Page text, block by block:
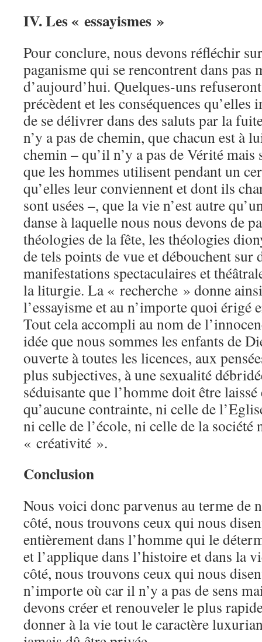
IV. Les « essayismes »
Pour conclure, nous devons réfléchir
paganisme qui se rencontrent dans pas
d’aujourd’hui. Quelques-uns
précèdent et les conséquences
de se délivrer dans des saluts par la
n’y a pas de chemin, que chacun est à
chemin – qu’il n’y a pas de Vérité mais
que les hommes utilisent pendant un
qu’elles leur conviennent et dont ils
sont usées –, que la vie n’est autre
danse à laquelle nous nous devons de
théologies de la fête, les théologies
de tels points de vue et débouchent sur
manifestations spectaculaires et
la liturgie. La « recherche » donne
l’essayisme et au n’importe quoi érigé
Tout cela accompli au nom de
idée que nous sommes les enfants de
ouverte à toutes les licences, aux
plus subjectives, à une sexualité
séduisante que l’homme doit être
qu’aucune contrainte, ni celle de
ni celle de l’école, ni celle de la société
« créativité ».
Conclusion
Nous voici donc parvenus au terme de
côté, nous trouvons ceux qui nous
entièrement dans l’homme qui le
et l’applique dans l’histoire et dans la
côté, nous trouvons ceux qui nous
n’importe où car il n’y a pas de sens
devons créer et renouveler le plus
donner à la vie tout le caractère